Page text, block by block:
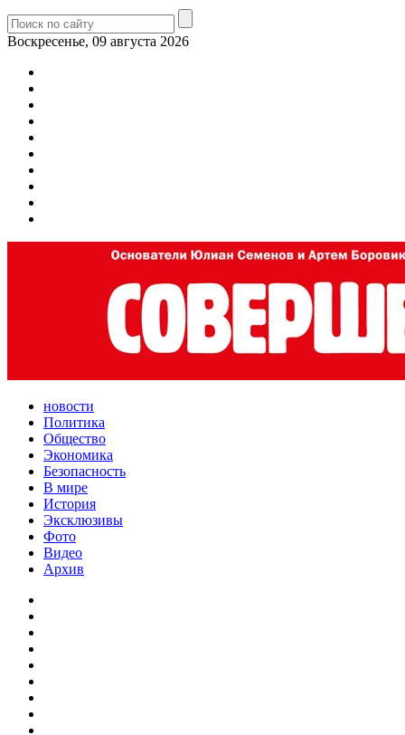
Воскресенье, 09 августа 2026
новости
Политика
Общество
Экономика
Безопасность
В мире
История
Эксклюзивы
Фото
Видео
Архив